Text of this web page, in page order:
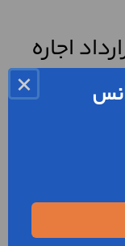
اجاره
تعیین شود. در
مثال، مالک
اتومبیل سالم و
این امر، ایشان
را رفع کند.
×